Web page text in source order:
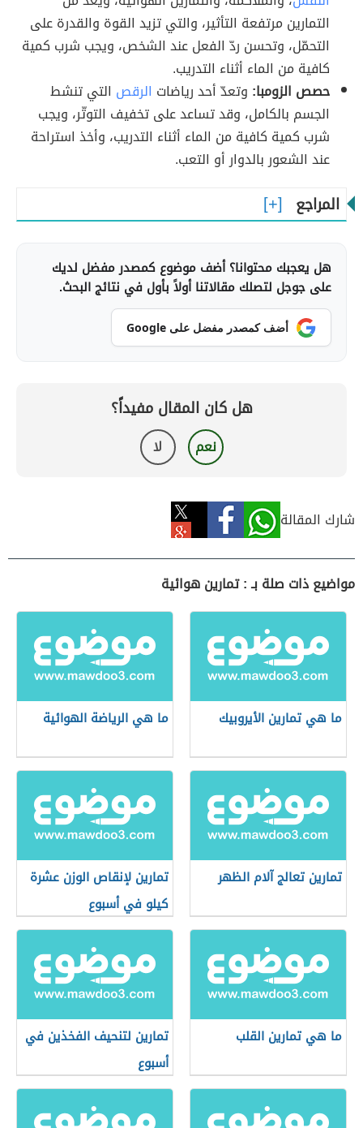
التمارين مرتفعة التأثير، والتي تزيد القوة والقدرة على
التحمّل، وتحسن ردّ الفعل عند الشخص، ويجب شرب كمية
كافية من الماء أثناء التدريب.
حصص الزومبا: وتعدّ أحد رياضات الرقص التي تنشط
الجسم بالكامل، وقد تساعد على تخفيف التوتّر، ويجب
شرب كمية كافية من الماء أثناء التدريب، وأخذ استراحة
عند الشعور بالدوار أو التعب.
المراجع
هل يعجبك محتوانا؟ أضف موضوع كمصدر مفضل لديك
على جوجل لتصلك مقالاتنا أولاً بأول في نتائج البحث.
أضف كمصدر مفضل على Google
هل كان المقال مفيداً؟
نعم لا
شارك المقالة
مواضيع ذات صلة بـ : تمارين هوائية
ما هي تمارين الأيروبيك ما هي الرياضة الهوائية
تمارين تعالج آلام الظهر
تمارين لإنقاص الوزن عشرة
كيلو في أسبوع
ما هي تمارين القلب
تمارين لتنحيف الفخذين في
أسبوع